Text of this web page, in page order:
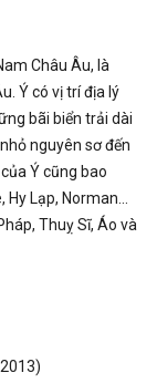
Châu Âu, là
Ý có vị trí địa lý
bãi biển trải dài
nguyên sơ đến
Ý cũng bao
Lạp, Norman...
Thuỵ Sĩ, Áo và